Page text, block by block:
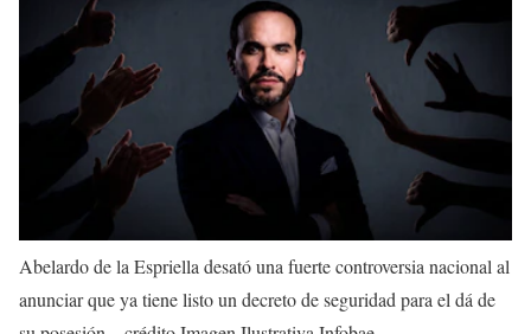
Abelardo de la Espriella desató una fuerte controversia nacional al
anunciar que ya tiene listo un decreto de seguridad para el dá de